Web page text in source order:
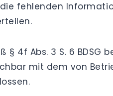
fehlenden
§ 4f Abs. 3 S. 6
mit dem von